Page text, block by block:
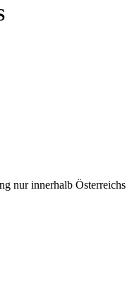
nur innerhalb Österreichs